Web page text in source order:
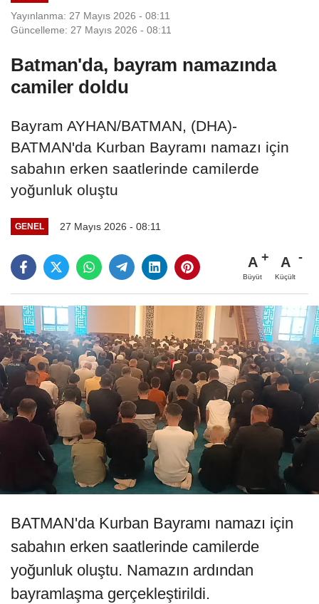
Yayınlanma: 27 Mayıs 2026 - 08:11
Güncelleme: 27 Mayıs 2026 - 08:11
Batman'da, bayram namazında
camiler doldu
Bayram AYHAN/BATMAN, (DHA)-
BATMAN'da Kurban Bayramı namazı için
sabahın erken saatlerinde camilerde
yoğunluk oluştu
GENEL 27 Mayıs 2026 - 08:11
A
Büyüt
A
Küçült
BATMAN'da Kurban Bayramı namazı için
sabahın erken saatlerinde camilerde
yoğunluk oluştu. Namazın ardından
bayramlaşma gerçekleştirildi.